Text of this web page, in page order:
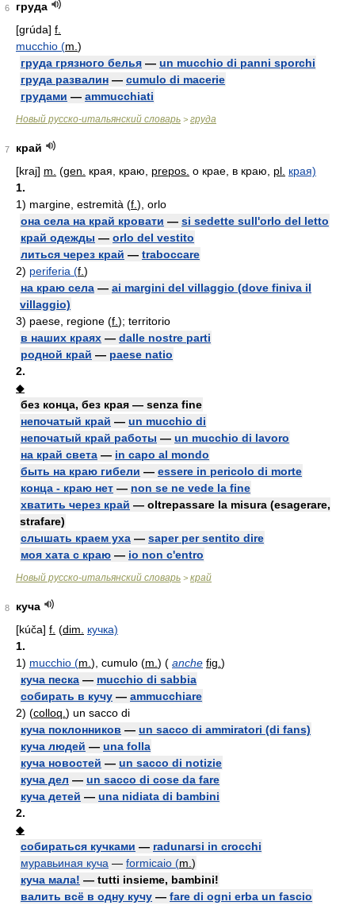
6
груда
[grúda] f.
mucchio (m. )
груда грязного белья — un mucchio di panni sporchi
груда развалин — cumulo di macerie
грудами — ammucchiati
Новый русско-итальянский словарь > груда
7
край
[kraj] m. (gen. края, краю, prepos. о крае, в краю, pl. края)
1.
1) margine, estremità (f. ), orlo
она села на край кровати — si sedette sull'orlo del letto
край одежды — orlo del vestito
литься через край — traboccare
2) periferia (f. )
на краю села — ai margini del villaggio (dove finiva il
villaggio)
3) paese, regione (f. ); territorio
в наших краях — dalle nostre parti
родной край — paese natio
2.
◆
без конца, без края — senza fine
непочатый край — un mucchio di
непочатый край работы — un mucchio di lavoro
на край света — in capo al mondo
быть на краю гибели — essere in pericolo di morte
конца - краю нет — non se ne vede la fine
хватить через край — oltrepassare la misura (esagerare,
strafare)
слышать краем уха — saper per sentito dire
моя хата с краю — io non c'entro
Новый русско-итальянский словарь > край
8
куча
[kúča] f. (dim.
кучка)
1.
1) mucchio (m. ), cumulo (m. ) ( anche fig. )
куча песка — mucchio di sabbia
собирать в кучу — ammucchiare
2) (colloq. ) un sacco di
куча поклонников — un sacco di ammiratori (di fans)
куча людей — una folla
куча новостей — un sacco di notizie
куча дел — un sacco di cose da fare
куча детей — una nidiata di bambini
2.
◆
собираться кучками — radunarsi in crocchi
муравьиная куча — formicaio (m. )
куча мала! — tutti insieme, bambini!
валить всё в одну кучу — fare di ogni erba un fascio